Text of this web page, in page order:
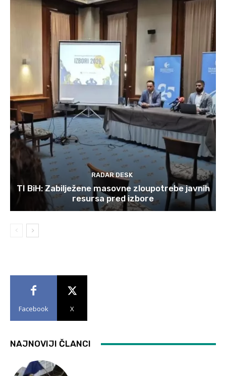
RADAR DESK
TI BiH: Zabilježene masovne zloupotrebe javnih
resursa pred izbore
Facebook X
NAJNOVIJI ČLANCI